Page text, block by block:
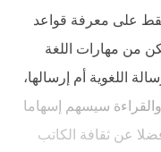
على معرفة قواعد
من مهارات اللغة
اللغوية أم إرسالها،
سيسهم إسهاما
عن ثقافة الكاتب